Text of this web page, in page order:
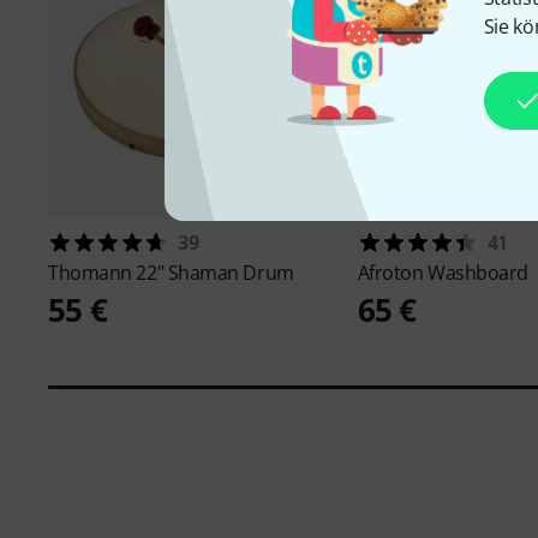
Sie
39
Thomann 22" Shaman Drum
55 €
41
AfrotonWashboard
65 €